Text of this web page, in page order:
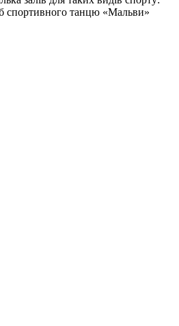
спортивного танцю «Мальви»